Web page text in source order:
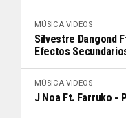
MÚSICA VIDEOS
Silvestre Dangond
Efectos
MÚSICA VIDEOS
J Noa Ft. Farruko -